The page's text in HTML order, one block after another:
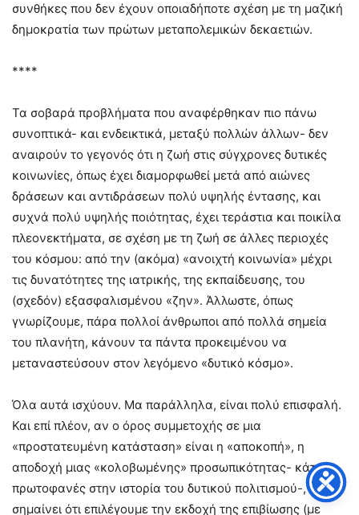
συνθήκες που δεν έχουν οποιαδήποτε σχέση με τη μαζική
δημοκρατία των πρώτων μεταπολεμικών δεκαετιών.
****
Τα σοβαρά προβλήματα που αναφέρθηκαν πιο πάνω
συνοπτικά- και ενδεικτικά, μεταξύ πολλών άλλων- δεν
αναιρούν το γεγονός ότι η ζωή στις σύγχρονες δυτικές
κοινωνίες, όπως έχει διαμορφωθεί μετά από αιώνες
δράσεων και αντιδράσεων πολύ υψηλής έντασης, και
συχνά πολύ υψηλής ποιότητας, έχει τεράστια και ποικίλα
πλεονεκτήματα, σε σχέση με τη ζωή σε άλλες περιοχές
του κόσμου: από την (ακόμα) «ανοιχτή κοινωνία» μέχρι
τις δυνατότητες της ιατρικής, της εκπαίδευσης, του
(σχεδόν) εξασφαλισμένου «ζην». Άλλωστε, όπως
γνωρίζουμε, πάρα πολλοί άνθρωποι από πολλά σημεία
του πλανήτη, κάνουν τα πάντα προκειμένου να
μεταναστεύσουν στον λεγόμενο «δυτικό κόσμο».
Όλα αυτά ισχύουν. Μα παράλληλα, είναι πολύ επισφαλή.
Και επί πλέον, αν ο όρος συμμετοχής σε μια
«προστατευμένη κατάσταση» είναι η «αποκοπή», η
αποδοχή μιας «κολοβωμένης» προσωπικότητας- κάτι το
πρωτοφανές στην ιστορία του δυτικού πολιτισμού-, που
σημαίνει ότι επιλέγουμε την εκδοχή της επιβίωσης (με